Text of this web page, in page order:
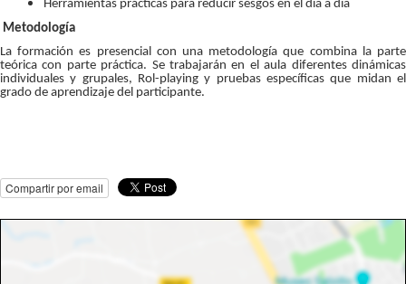
Herramientas prácticas para reducir sesgos en el día a día
Metodología
La formación es presencial con una metodología que combina la parte
teórica con parte práctica. Se trabajarán en el aula diferentes dinámicas
individuales y grupales, Rol-playing y pruebas específicas que midan el
grado de aprendizaje del participante.
Compartir por email